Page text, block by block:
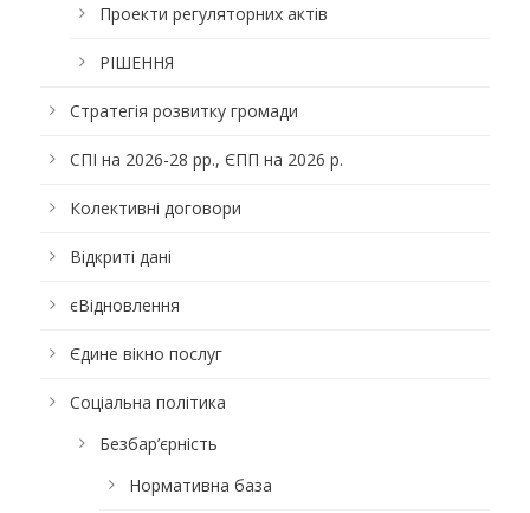
Проекти регуляторних актів
РІШЕННЯ
Стратегія розвитку громади
СПІ на 2026-28 рр., ЄПП на 2026 р.
Колективні договори
Відкриті дані
єВідновлення
Єдине вікно послуг
Соціальна політика
Безбар’єрність
Нормативна база